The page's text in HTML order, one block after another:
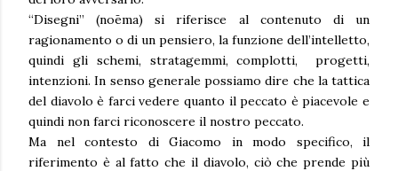
“Disegni” (noēma) si riferisce al contenuto di un
ragionamento o di un pensiero, la funzione dell’intelletto,
quindi gli schemi, stratagemmi, complotti, progetti,
intenzioni. In senso generale possiamo dire che la tattica
del diavolo è farci vedere quanto il peccato è piacevole e
quindi non farci riconoscere il nostro peccato.
Ma nel contesto di Giacomo in modo specifico, il
riferimento è al fatto che il diavolo, ciò che prende più